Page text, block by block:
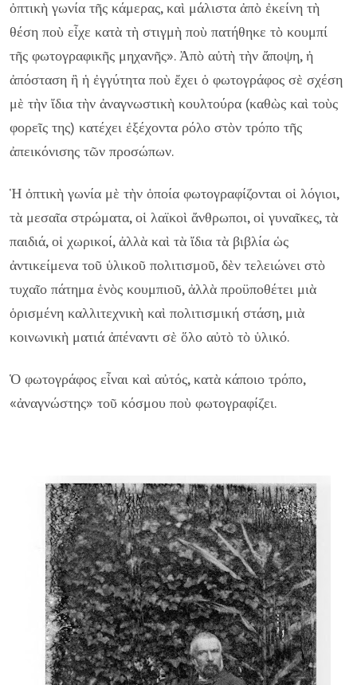
ὀπτικὴ γωνία τῆς κάμερας, καὶ μάλιστα ἀπὸ ἐκείνη τὴ
θέση ποὺ εἶχε κατὰ τὴ στιγμὴ ποὺ πατήθηκε τὸ κουμπί
τῆς φωτογραφικῆς μηχανῆς». Ἀπὸ αὐτὴ τὴν ἄποψη, ἡ
ἀπόσταση ἢ ἡ ἐγγύτητα ποὺ ἔχει ὁ φωτογράφος σὲ σχέση
μὲ τὴν ἴδια τὴν ἀναγνωστικὴ κουλτούρα (καθὼς καὶ τοὺς
φορεῖς της) κατέχει ἐξέχοντα ρόλο στὸν τρόπο τῆς
ἀπεικόνισης τῶν προσώπων.
Ἡ ὀπτικὴ γωνία μὲ τὴν ὁποία φωτογραφίζονται οἱ λόγιοι,
τὰ μεσαῖα στρώματα, οἱ λαϊκοὶ ἄνθρωποι, οἱ γυναῖκες, τὰ
παιδιά, οἱ χωρικοί, ἀλλὰ καὶ τὰ ἴδια τὰ βιβλία ὡς
ἀντικείμενα τοῦ ὑλικοῦ πολιτισμοῦ, δὲν τελειώνει στὸ
τυχαῖο πάτημα ἑνὸς κουμπιοῦ, ἀλλὰ προϋποθέτει μιὰ
ὁρισμένη καλλιτεχνικὴ καὶ πολιτισμική στάση, μιὰ
κοινωνικὴ ματιά ἀπέναντι σὲ ὅλο αὐτὸ τὸ ὑλικό.
Ὁ φωτογράφος εἶναι καὶ αὐτός, κατὰ κάποιο τρόπο,
«ἀναγνώστης» τοῦ κόσμου ποὺ φωτογραφίζει.